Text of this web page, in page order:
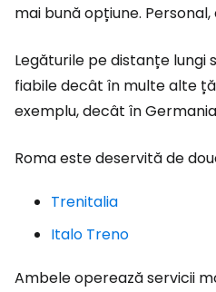
mai bună opțiune.
Legăturile pe distanțe lungi
fiabile decât în multe alte
exemplu, decât în
Roma este deservită de
Trenitalia
Italo Treno
Ambele operează servicii